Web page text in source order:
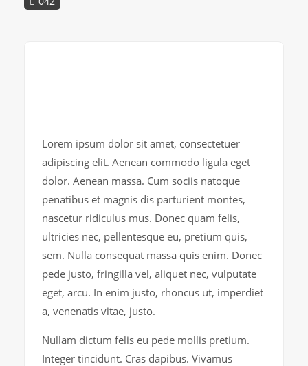
Lorem ipsum dolor sit amet, consectetuer
adipiscing elit. Aenean commodo ligula eget
dolor. Aenean massa. Cum sociis natoque
penatibus et magnis dis parturient montes,
nascetur ridiculus mus. Donec quam felis,
ultricies nec, pellentesque eu, pretium quis,
sem. Nulla consequat massa quis enim. Donec
pede justo, fringilla vel, aliquet nec, vulputate
eget, arcu. In enim justo, rhoncus ut, imperdiet
a, venenatis vitae, justo.
Nullam dictum felis eu pede mollis pretium.
Integer tincidunt. Cras dapibus. Vivamus